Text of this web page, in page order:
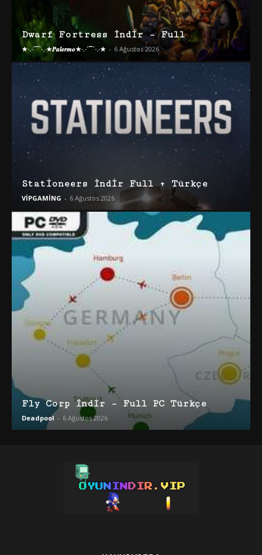
Dwarf Fortress İndir – Full
★·.·´¯`·.·★𝑷𝒂𝒍𝒆𝒓𝒎𝒐★·.·´¯`·.·★ - 6 Ağustos 2026
Stationeers İndir Full + Türkçe
VİPGAMİNG - 6 Ağustos 2026
Fly Corp İndir – Full PC Türkçe
Deadpool - 6 Ağustos 2026